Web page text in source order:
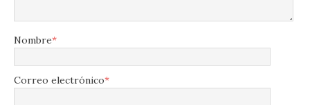
Nombre*
Correo electrónico*